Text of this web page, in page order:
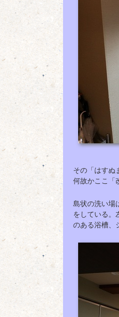
その「はすぬ
何故かここ「
島状の洗い場
をしている。
のある浴槽、